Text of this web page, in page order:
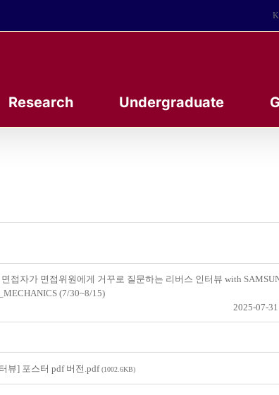
Research Undergraduate
접자가 면접위원에게 거꾸로 질문하는 리버스 인터뷰 with
(7/30~8/15)
2025-07-
뷰] 포스터 pdf 버전.pdf(1002.6KB)